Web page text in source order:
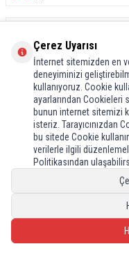
Recci
Recci RC102E GaN Teknolojili
Şarj Başlığı USB-A to Type-C PD
Çerez Uyarısı
İnternet sitemizden en
deneyiminizi
kullanıyoruz. Cookie
ayarlarından Cookieleri
bunun internet sitemizi
isteriz. Tarayıcınızdan
bu sitede Cookie
verilerle ilgili
Politikasından